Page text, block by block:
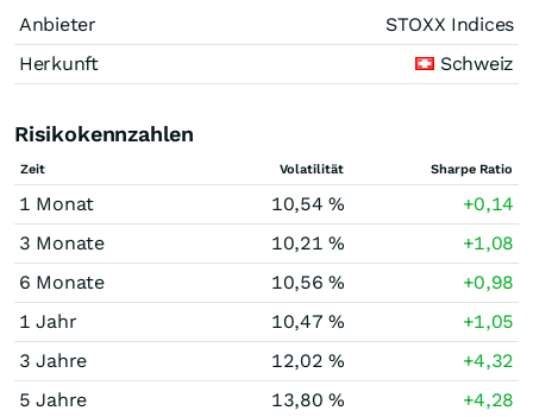
Anbieter
STOXX Indices
Herkunft
Schweiz
Risikokennzahlen
Zeit Volatilität Sharpe Ratio
1 Monat 10,54 %
+0,14
3 Monate
10,21 %
+1,08
6 Monate
10,56 %
+0,98
1 Jahr
10,47 %
+1,05
3 Jahre
12,02 %
+4,32
5 Jahre
13,80 % +4,28